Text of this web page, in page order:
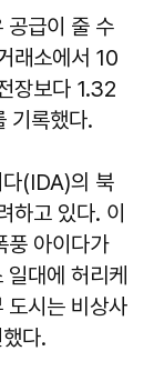
공급이 줄 수
래소에서 10
장보다 1.32
기록했다.
다(IDA)의 북
하고 있다. 이
풍 아이다가
대에 허리케
도시는 비상사
다.